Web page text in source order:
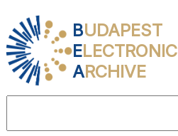
BUDAPEST
ELECTRONIC
ARCHIVE